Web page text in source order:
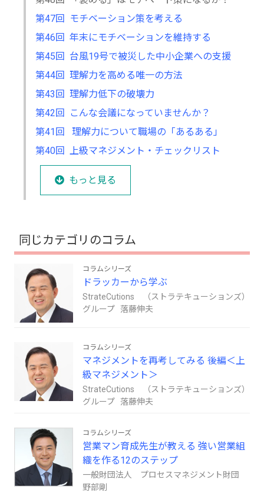
第47回 モチベーション策を考える
第46回 年末にモチベーションを維持する
第45回 台風19号で被災した中小企業への支援
第44回 理解力を高める唯一の方法
第43回 理解力低下の破壊力
第42回 こんな会議になっていませんか？
第41回 理解力について職場の「あるある」
第40回 上級マネジメント・チェックリスト
もっと見る
同じカテゴリのコラム
コラムシリーズ
ドラッカーから学ぶ
StrateCutions （ストラテキューションズ）
グループ 落藤伸夫
コラムシリーズ
マネジメントを再考してみる 後編＜上
級マネジメント＞
StrateCutions （ストラテキューションズ）
グループ 落藤伸夫
コラムシリーズ
営業マン育成先生が教える 強い営業組
織を作る12のステップ
一般財団法人 プロセスマネジメント財団
野部剛